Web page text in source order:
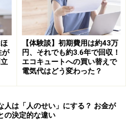
要貯蓄率」
は、生涯の平均手取
ていますので、時々の必要貯蓄
入×必要貯蓄率」として、手取り
ていくと考えて構いません。こ
の基本的なアプローチです。
20％」の人が、現在の手取り
万円×20％＝44万円」となり、
必要になります。手取り年収が
が
【体験談】初期費用は約43万
円、それでも約3.6年で回収！
エコキュートへの買い替えで
電気代はどう変わった？
人は「人のせい」にする？ お金が
の決定的な違い